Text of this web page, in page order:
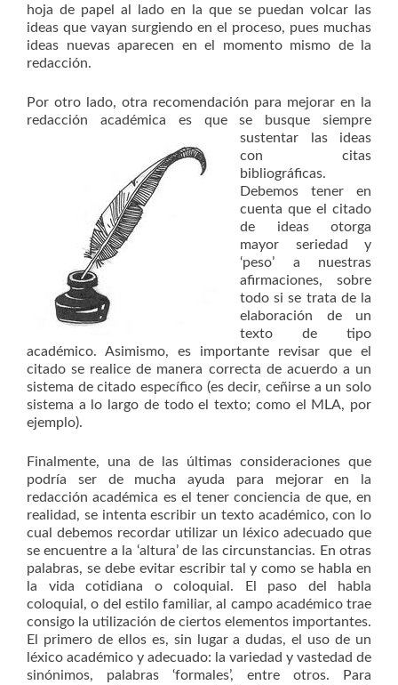
hoja de papel al lado en la que se puedan volcar las
ideas que vayan surgiendo en el proceso, pues muchas
ideas nuevas aparecen en el momento mismo de la
redacción.
Por otro lado, otra recomendación para mejorar en la
redacción académica es que se busque siempre
sustentar las ideas
con citas
bibliográficas.
Debemos tener en
cuenta que el citado
de ideas otorga
mayor seriedad y
‘peso’ a nuestras
afirmaciones, sobre
todo si se trata de la
elaboración de un
texto de tipo
académico. Asimismo, es importante revisar que el
citado se realice de manera correcta de acuerdo a un
sistema de citado específico (es decir, ceñirse a un solo
sistema a lo largo de todo el texto; como el MLA, por
ejemplo).
Finalmente, una de las últimas consideraciones que
podría ser de mucha ayuda para mejorar en la
redacción académica es el tener conciencia de que, en
realidad, se intenta escribir un texto académico, con lo
cual debemos recordar utilizar un léxico adecuado que
se encuentre a la ‘altura’ de las circunstancias. En otras
palabras, se debe evitar escribir tal y como se habla en
la vida cotidiana o coloquial. El paso del habla
coloquial, o del estilo familiar, al campo académico trae
consigo la utilización de ciertos elementos importantes.
El primero de ellos es, sin lugar a dudas, el uso de un
léxico académico y adecuado: la variedad y vastedad de
sinónimos, palabras ‘formales’, entre otros. Para